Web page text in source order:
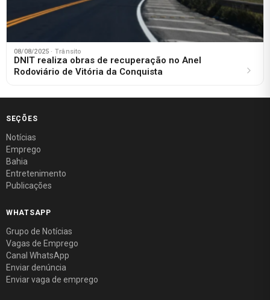
08/08/2025 · Trânsito
DNIT realiza obras de recuperação no Anel
Rodoviário de Vitória da Conquista
SEÇÕES
Notícias
Emprego
Bahia
Entretenimento
Publicações
WHATSAPP
Grupo de Notícias
Vagas de Emprego
Canal WhatsApp
Enviar denúncia
Enviar vaga de emprego